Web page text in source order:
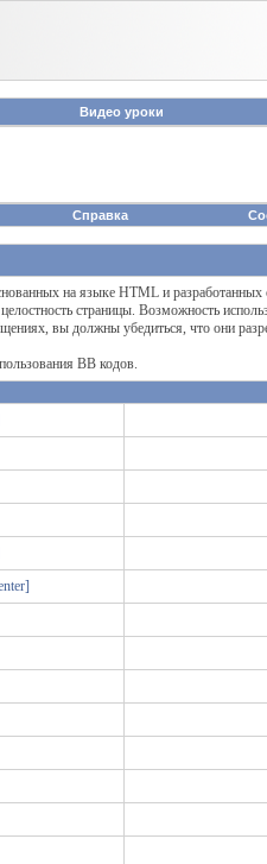
Видео уроки
Справка
на языке HTML и
страницы. Возможность
вы должны убедиться, что они
BB кодов.